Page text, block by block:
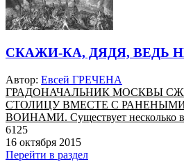
СКАЖИ-КА, ДЯДЯ, ВЕДЬ
Автор: Евсей ГРЕЧЕНА
ГРАДОНАЧАЛЬНИК МОСКВЫ
СТОЛИЦУ ВМЕСТЕ С
ВОИНАМИ. Существует несколько
6125
16 октября 2015
Перейти в раздел